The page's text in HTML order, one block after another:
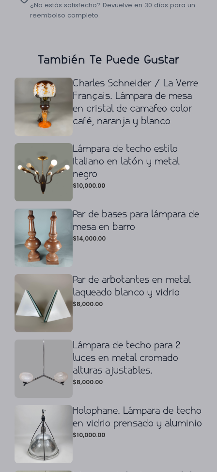
¿No estás satisfecho? Devuelve en 30 días para un
reembolso completo.
También Te Puede Gustar
Charles Schneider / La Verre
Français. Lámpara de mesa
en cristal de camafeo color
café, naranja y blanco
Lámpara de techo estilo
Italiano en latón y metal
negro
$10,000.00
Par de bases para lámpara de
mesa en barro
$14,000.00
Par de arbotantes en metal
laqueado blanco y vidrio
$8,000.00
Lámpara de techo para 2
luces en metal cromado
alturas ajustables.
$8,000.00
Holophane. Lámpara de techo
en vidrio prensado y aluminio
$10,000.00